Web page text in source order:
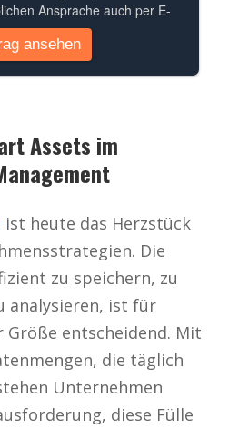
Assets im
ist heute das Herzstück
Die
zu speichern, zu
analysieren, ist für
Größe entscheidend. Mit
die täglich
Unternehmen
diese Fülle